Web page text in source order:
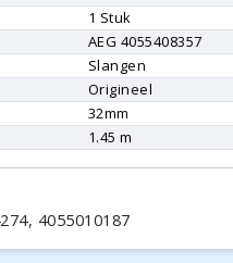
1 Stuk
AEG 4055408357
Slangen
Origineel
32mm
1.45 m
4055010187